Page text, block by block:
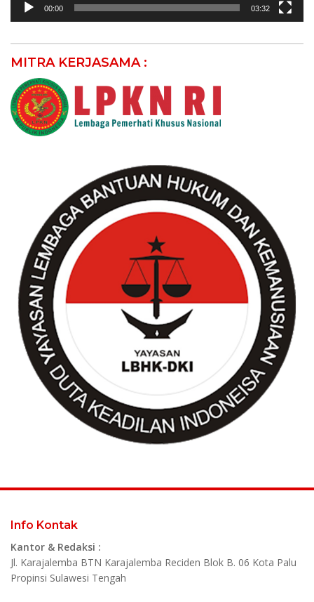
00:00 03:32
MITRA KERJASAMA :
Info Kontak
Kantor & Redaksi :
Jl. Karajalemba BTN Karajalemba Reciden Blok B. 06 Kota Palu
Propinsi Sulawesi Tengah